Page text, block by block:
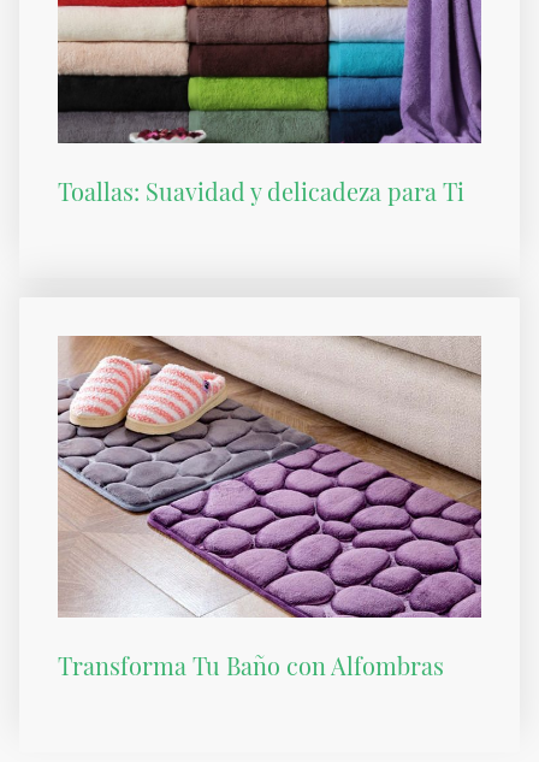
Toallas: Suavidad y delicadeza para Ti
Transforma Tu Baño con Alfombras